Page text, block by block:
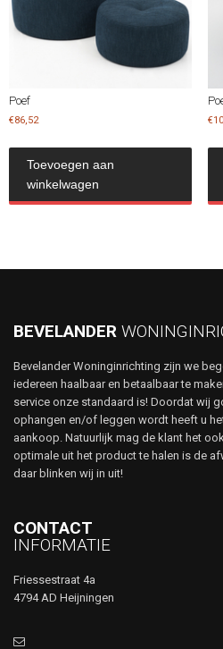
Poef
€86,52
Toevoegen aan
winkelwagen
€
BEVELANDER
Bevelander Woninginrichting zijn we
iedereen haalbaar en betaalbaar te
service onze standaard is! Doordat wij
ophangen en/of leggen wordt heeft u
aankoop. Natuurlijk mag de klant het
optimale uit het product te halen is de
daar blinken wij in uit!
CONTACT
INFORMATIE
Friessestraat 4a
4794 AD Heijningen